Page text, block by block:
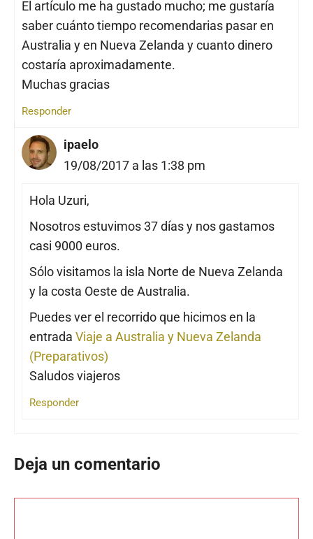
El artículo me ha gustado mucho; me gustaría
saber cuánto tiempo recomendarias pasar en
Australia y en Nueva Zelanda y cuanto dinero
costaría aproximadamente.
Muchas gracias
Responder
ipaelo
19/08/2017 a las 1:38 pm
Hola Uzuri,
Nosotros estuvimos 37 días y nos gastamos
casi 9000 euros.
Sólo visitamos la isla Norte de Nueva Zelanda
y la costa Oeste de Australia.
Puedes ver el recorrido que hicimos en la
entrada Viaje a Australia y Nueva Zelanda
(Preparativos)
Saludos viajeros
Responder
Deja un comentario